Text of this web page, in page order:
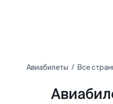
Авиабилеты Все